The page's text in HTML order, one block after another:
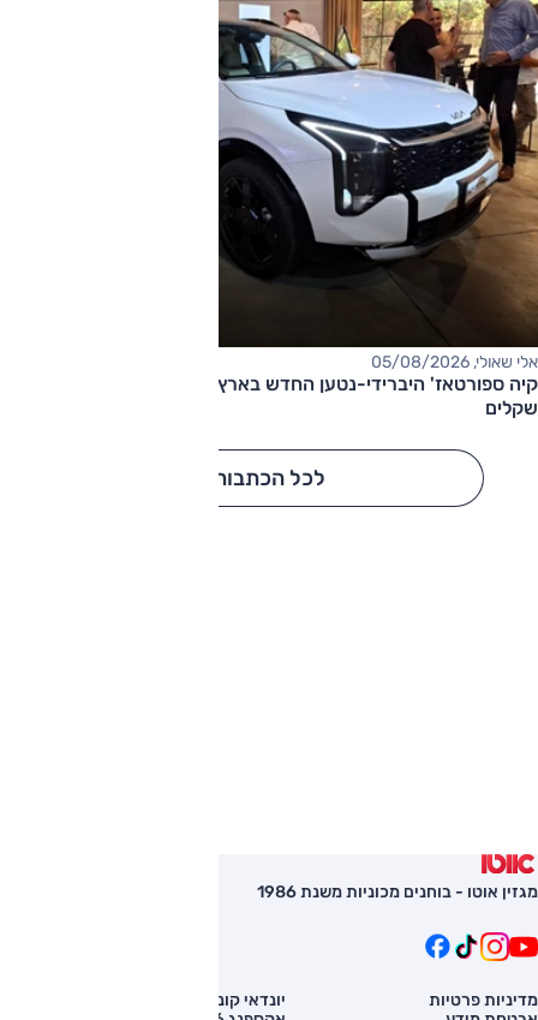
אלי שאולי, 05/08/2026
שקלים
לכל הכתבות
מגזין אוטו - בוחנים מכוניות משנת 1986
מדיניות פרטיות
יונדאי קונה